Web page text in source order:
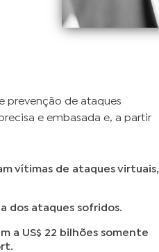
prevenção de ataques
e embasada e, a partir
vítimas de ataques virtuais,
dos ataques sofridos.
a US$ 22 bilhões somente